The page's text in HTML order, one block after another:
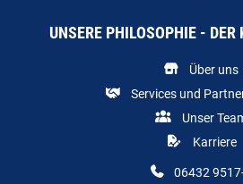
UNSERE PHILOSOPHIE - DER
Über uns
Services und
Unser
Karriere
06432